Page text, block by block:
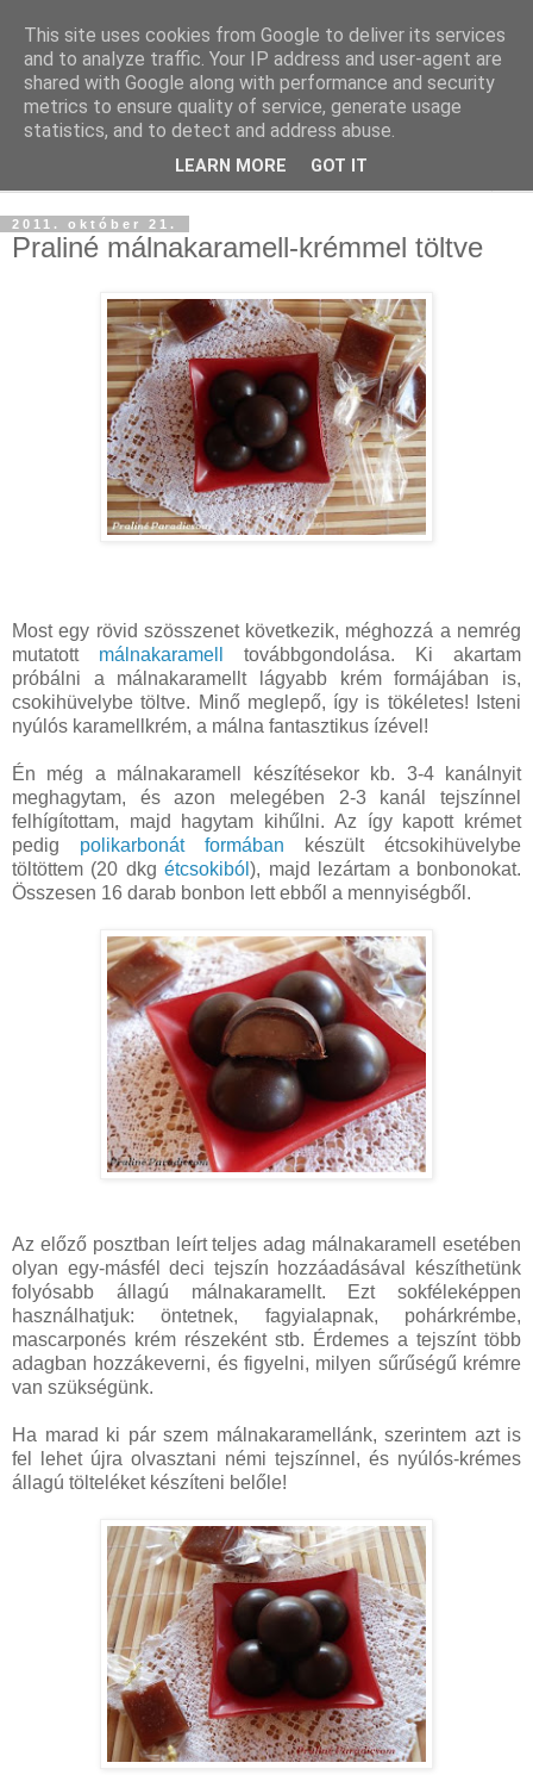
2011. október 21.
Praliné málnakaramell-krémmel töltve
Most egy rövid szösszenet következik, méghozzá a nemrég
mutatott málnakaramell
továbbgondolása. Ki akartam
próbálni a málnakaramellt lágyabb krém formájában is,
csokihüvelybe töltve. Minő meglepő, így is tökéletes! Isteni
nyúlós karamellkrém, a málna fantasztikus ízével!
Én még a málnakaramell készítésekor kb. 3-4 kanálnyit
meghagytam, és azon melegében 2-3 kanál tejszínnel
felhígítottam, majd hagytam kihűlni. Az így kapott krémet
pedig polikarbonát formában készült étcsokihüvelybe
töltöttem (20 dkgétcsokiból), majd lezártam a bonbonokat.
Összesen 16 darab bonbon lett ebből a mennyiségből.
Az előző posztban leírt teljes adag málnakaramell esetében
olyan egy-másfél deci tejszín hozzáadásával készíthetünk
folyósabb állagú málnakaramellt. Ezt sokféleképpen
használhatjuk: öntetnek, fagyialapnak, pohárkrémbe,
mascarponés krém részeként stb. Érdemes a tejszínt több
adagban hozzákeverni, és figyelni, milyen sűrűségű krémre
van szükségünk.
Ha marad ki pár szem málnakaramellánk, szerintem azt is
fel lehet újra olvasztani némi tejszínnel, és nyúlós-krémes
állagú tölteléket készíteni belőle!
This site uses cookies from Google to deliver its services
and to analyze traffic. Your IP address and user-agent are
shared with Google along with performance and security
metrics to ensure quality of service, generate usage
statistics, and to detect and address abuse.
LEARN MORE GOT IT